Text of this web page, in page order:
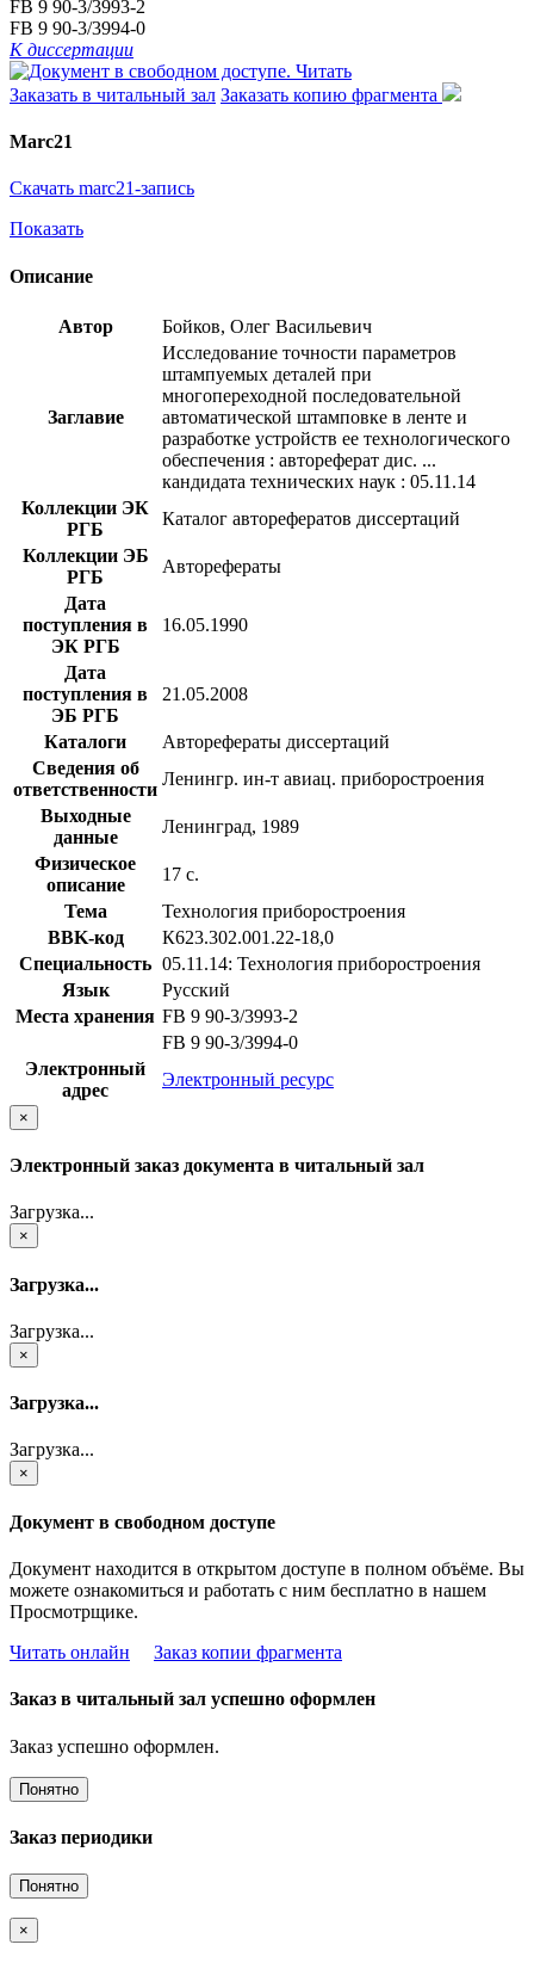
FB 9 90-3/3993-2
FB 9 90-3/3994-0
К диссертации
Читать
Заказать в читальный зал Заказать копию фрагмента
Marc21
Скачать marc21-запись
Показать
Описание
Автор Бойков, Олег Васильевич
Заглавие
Исследование точности параметров
штампуемых деталей при
многопереходной последовательной
автоматической штамповке в ленте и
разработке устройств ее технологического
обеспечения : автореферат дис. ...
кандидата технических наук : 05.11.14
Коллекции ЭК
РГБ
Каталог авторефератов диссертаций
Коллекции ЭБ
РГБ
Авторефераты
Дата
поступления в
ЭК РГБ
16.05.1990
Дата
поступления в
ЭБ РГБ
21.05.2008
Каталоги
Авторефераты диссертаций
Сведения об
ответственности
Ленингр. ин-т авиац. приборостроения
Выходные
данные
Ленинград, 1989
Физическое
описание
17 с.
Тема
Технология приборостроения
BBK-код
К623.302.001.22-18,0
Специальность 05.11.14: Технология приборостроения
Язык
Русский
Места хранения FB 9 90-3/3993-2
FB 9 90-3/3994-0
Электронный
адрес
Электронный ресурс
×
Электронный заказ документа в читальный зал
Загрузка...
×
Загрузка...
Загрузка...
×
Загрузка...
Загрузка...
×
Документ в свободном доступе
Документ находится в открытом доступе в полном объёме. Вы
можете ознакомиться и работать с ним бесплатно в нашем
Просмотрщике.
Читать онлайн
Заказ копии фрагмента
Заказ в читальный зал успешно оформлен
Заказ успешно оформлен.
Понятно
Заказ периодики
Понятно
×